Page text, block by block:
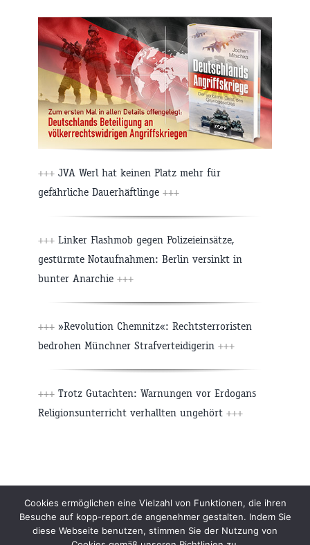
+++ JVA Werl hat keinen Platz mehr für
gefährliche Dauerhäftlinge +++
+++ Linker Flashmob gegen Polizeieinsätze,
gestürmte Notaufnahmen: Berlin versinkt in
bunter Anarchie +++
+++ »Revolution Chemnitz«: Rechtsterroristen
bedrohen Münchner Strafverteidigerin +++
+++ Trotz Gutachten: Warnungen vor Erdogans
Religionsunterricht verhallten ungehört +++
Beiträge Archiv Impressum
Newsletter
Kopp Verlag
Datenschutzerklärung
Cookies ermöglichen eine Vielzahl von Funktionen, die ihren
Besuche auf kopp-report.de angenehmer gestalten. Indem Sie
diese Webseite benutzen, stimmen Sie der Nutzung von